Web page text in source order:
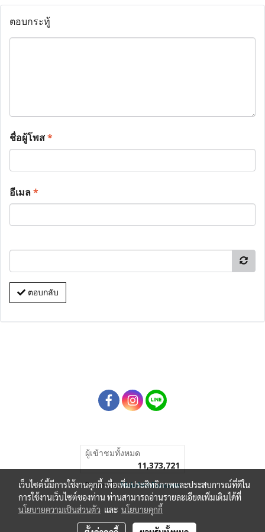
ตอบกระทู้
ชื่อผู้โพส*
อีเมล*
ตอบกลับ
ผู้เข้าชมทั้งหมด
11,373,721
Powered byMakeWebEasy.com
เว็บไซต์นี้มีการใช้งานคุกกี้ เพื่อเพิ่มประสิทธิภาพและประสบการณ์ที่ดีใน
การใช้งานเว็บไซต์ของท่าน ท่านสามารถอ่านรายละเอียดเพิ่มเติมได้ที่
นโยบายความเป็นส่วนตัว และ นโยบายคุกกี้